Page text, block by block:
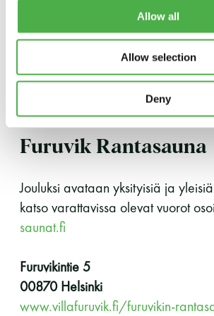
Allow all
Allow selection
Deny
Yksityisvarauksia järjestetään
joustavasti kysynnän mukaan.
02150 Espoo
Furuvik Rantasauna
Jouluksi avataan yksityisiä ja
katso varattavissa olevat vuorot
saunat.fi
Furuvikintie 5
00870 Helsinki
www.villafuruvik.fi/furuvikin-